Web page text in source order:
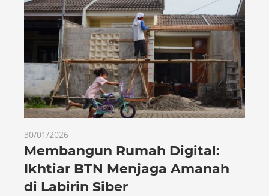
30/01/2026
Membangun Rumah Digital:
Ikhtiar BTN Menjaga Amanah
di Labirin Siber